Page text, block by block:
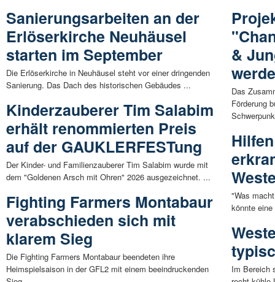
Sanierungsarbeiten an der
Erlöserkirche Neuhäusel
starten im September
Die Erlöserkirche in Neuhäusel steht vor einer dringenden
Sanierung. Das Dach des historischen Gebäudes ...
Kinderzauberer Tim Salabim
erhält renommierten Preis
auf der GAUKLERFESTung
Der Kinder- und Familienzauberer Tim Salabim wurde mit
dem "Goldenen Arsch mit Ohren" 2026 ausgezeichnet. ...
Fighting Farmers Montabaur
verabschieden sich mit
klarem Sieg
Die Fighting Farmers Montabaur beendeten ihre
Heimspielsaison in der GFL2 mit einem beeindruckenden
&
Das
Förderung
"Was
könnte
Im Bereich